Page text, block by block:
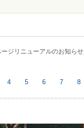
ジリニューアルのお知らせ
4 5 6 7 8